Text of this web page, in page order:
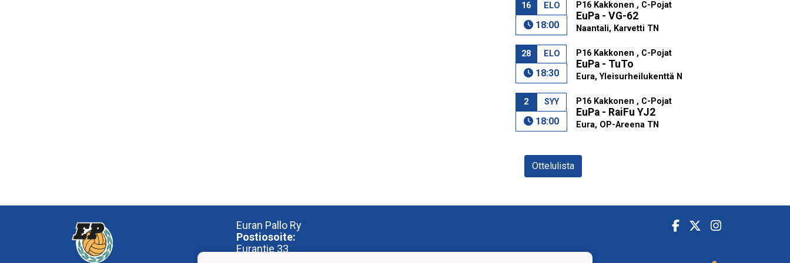
16 ELO
18:00
P16 Kakkonen , C-Pojat
EuPa - VG-62
Naantali, Karvetti TN
28 ELO
18:30
P16 Kakkonen , C-Pojat
EuPa - TuTo
Eura, Yleisurheilukenttä N
2 SYY
18:00
P16 Kakkonen , C-Pojat
EuPa - RaiFu YJ2
Eura, OP-Areena TN
Ottelulista
Euran Pallo Ry
Postiosoite:
Eurantie 33